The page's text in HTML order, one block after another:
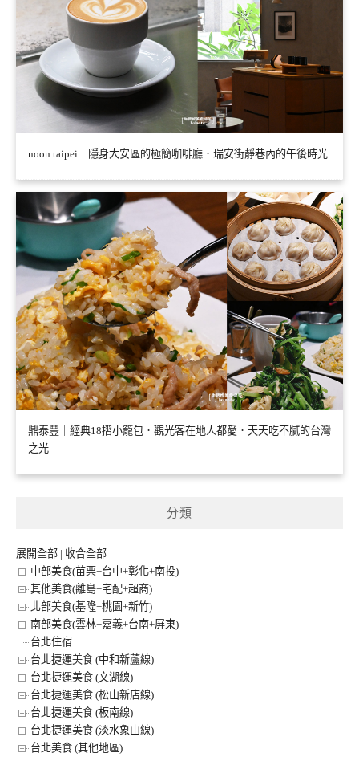
noon.taipei｜隱身大安區的極簡咖啡廳．瑞安街靜巷內的午後時光
鼎泰豐｜經典18摺小籠包．觀光客在地人都愛．天天吃不膩的台灣
之光
分類
展開全部 | 收合全部
中部美食(苗栗+台中+彰化+南投)
其他美食(離島+宅配+超商)
北部美食(基隆+桃園+新竹)
南部美食(雲林+嘉義+台南+屏東)
台北住宿
台北捷運美食 (中和新蘆線)
台北捷運美食 (文湖線)
台北捷運美食 (松山新店線)
台北捷運美食 (板南線)
台北捷運美食 (淡水象山線)
台北美食 (其他地區)